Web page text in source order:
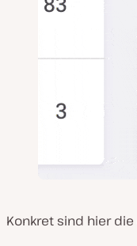
Konkret sind hier